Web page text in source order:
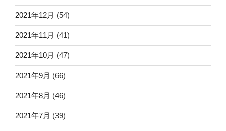
2021年12月 (54)
2021年11月 (41)
2021年10月 (47)
2021年9月 (66)
2021年8月 (46)
2021年7月 (39)